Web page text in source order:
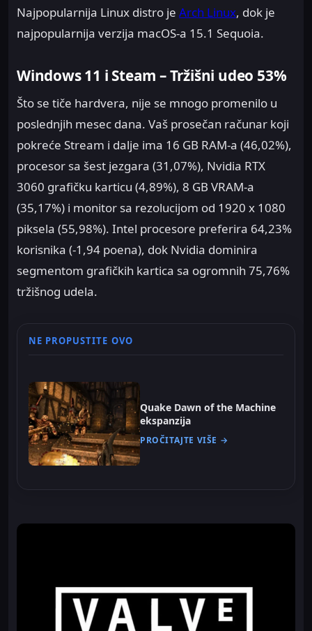
Najpopularnija Linux distro je Arch Linux, dok je
najpopularnija verzija macOS-a 15.1 Sequoia.
Windows 11 i Steam – Tržišni udeo 53%
Što se tiče hardvera, nije se mnogo promenilo u
poslednjih mesec dana. Vaš prosečan računar koji
pokreće Stream i dalje ima 16 GB RAM-a (46,02%),
procesor sa šest jezgara (31,07%), Nvidia RTX
3060 grafičku karticu (4,89%), 8 GB VRAM-a
(35,17%) i monitor sa rezolucijom od 1920 x 1080
piksela (55,98%). Intel procesore preferira 64,23%
korisnika (-1,94 poena), dok Nvidia dominira
segmentom grafičkih kartica sa ogromnih 75,76%
tržišnog udela.
NE PROPUSTITE OVO
Quake Dawn of the Machine
ekspanzija
PROČITAJTE VIŠE →